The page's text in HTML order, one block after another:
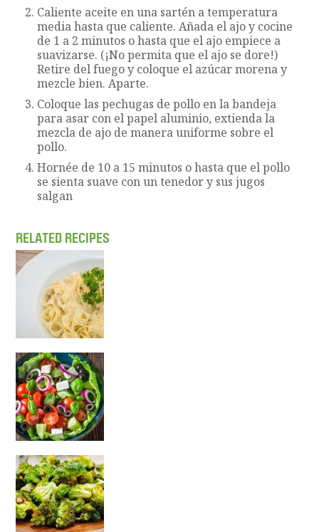
Caliente aceite en una sartén a temperatura
media hasta que caliente. Añada el ajo y cocine
de 1 a 2 minutos o hasta que el ajo empiece a
suavizarse. (¡No permita que el ajo se dore!)
Retire del fuego y coloque el azúcar morena y
mezcle bien. Aparte.
Coloque las pechugas de pollo en la bandeja
para asar con el papel aluminio, extienda la
mezcla de ajo de manera uniforme sobre el
pollo.
Hornée de 10 a 15 minutos o hasta que el pollo
se sienta suave con un tenedor y sus jugos
salgan
RELATED RECIPES